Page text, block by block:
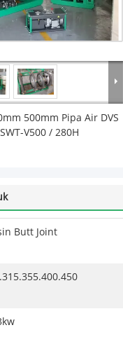
500mm Pipa Air DVS
V500 / 280H
Butt Joint